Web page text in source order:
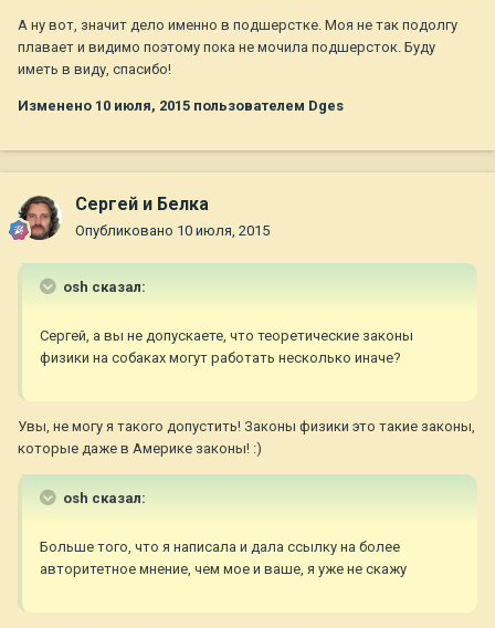
А ну вот, значит дело именно в подшерстке. Моя не так подолгу
плавает и видимо поэтому пока не мочила подшерсток. Буду
иметь в виду, спасибо!
Изменено 10 июля, 2015 пользователем Dges
Сергей и Белка
Опубликовано 10 июля, 2015
osh сказал:
Сергей, а вы не допускаете, что теоретические законы
физики на собаках могут работать несколько иначе?
Увы, не могу я такого допустить! Законы физики это такие законы,
которые даже в Америке законы! :)
osh сказал:
Больше того, что я написала и дала ссылку на более
авторитетное мнение, чем мое и ваше, я уже не скажу